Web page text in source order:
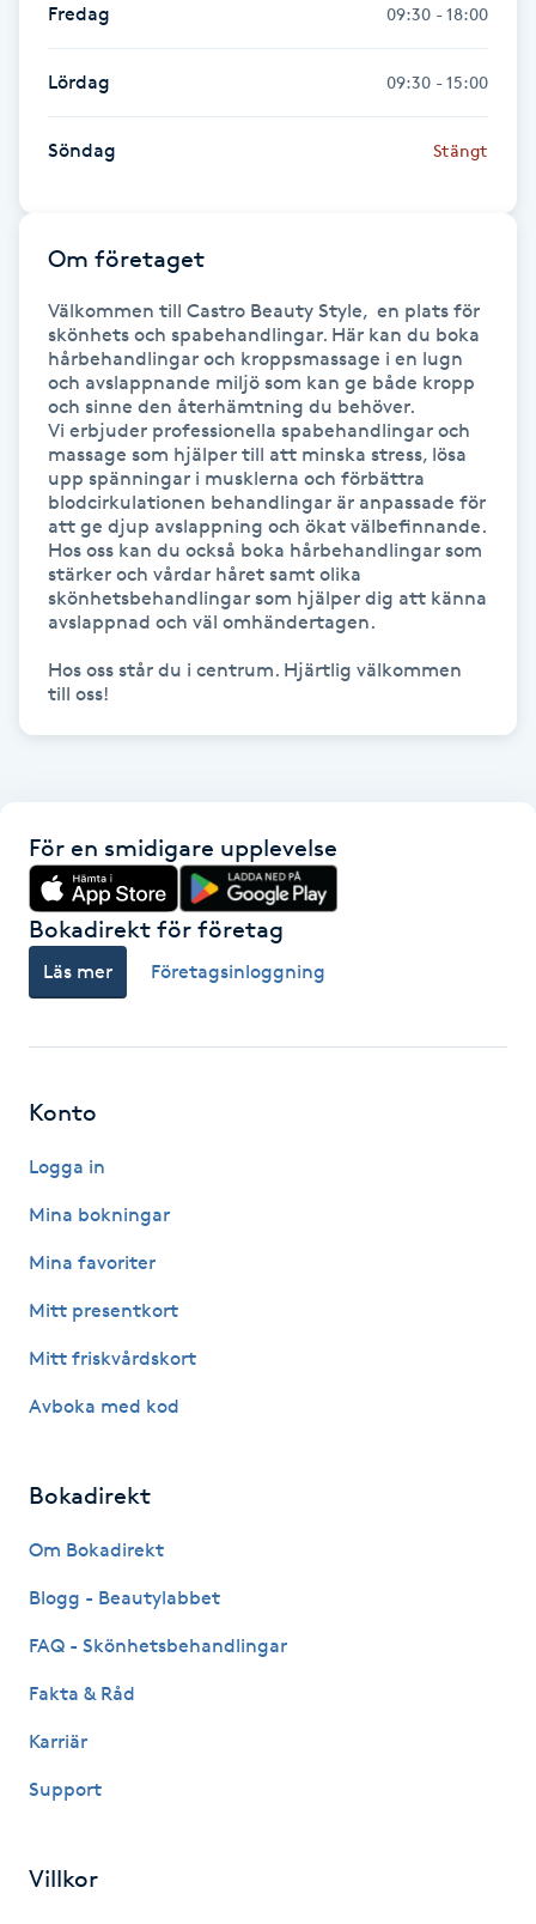
Hollywood Peel
Hot Stone Massage
Hot yoga
Hudföryngring
Huduppstramning
Hudvård
Hyaluronsyra
Hyperhidros
Hårborttagning
Hårbottenbehandling
Hårförlängning
IPL
IR-massage
Japansk massage
K18
Katun fransar
Keratinbehandling
Fredag 09:30 - 18:00
Lördag 09:30 - 15:00
Söndag Stängt
Om företaget
Välkommen till Castro Beauty Style,  en plats för
skönhets och spabehandlingar. Här kan du boka
hårbehandlingar och kroppsmassage i en lugn
och avslappnande miljö som kan ge både kropp
och sinne den återhämtning du behöver.
Vi erbjuder professionella spabehandlingar och
massage som hjälper till att minska stress, lösa
upp spänningar i musklerna och förbättra
blodcirkulationen behandlingar är anpassade för
att ge djup avslappning och ökat välbefinnande.
Hos oss kan du också boka hårbehandlingar som
stärker och vårdar håret samt olika
skönhetsbehandlingar som hjälper dig att känna
avslappnad och väl omhändertagen.
Hos oss står du i centrum. Hjärtlig välkommen
till oss!
För en smidigare upplevelse
Bokadirekt för företag
Läs mer Företagsinloggning
Konto
Logga in
Mina bokningar
Mina favoriter
Mitt presentkort
Mitt friskvårdskort
Avboka med kod
Bokadirekt
Om Bokadirekt
Blogg - Beautylabbet
FAQ - Skönhetsbehandlingar
Fakta & Råd
Karriär
Support
Villkor